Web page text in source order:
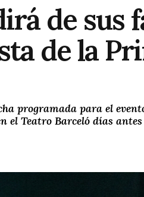
de sus
de la
programada para el
el Teatro Barceló días